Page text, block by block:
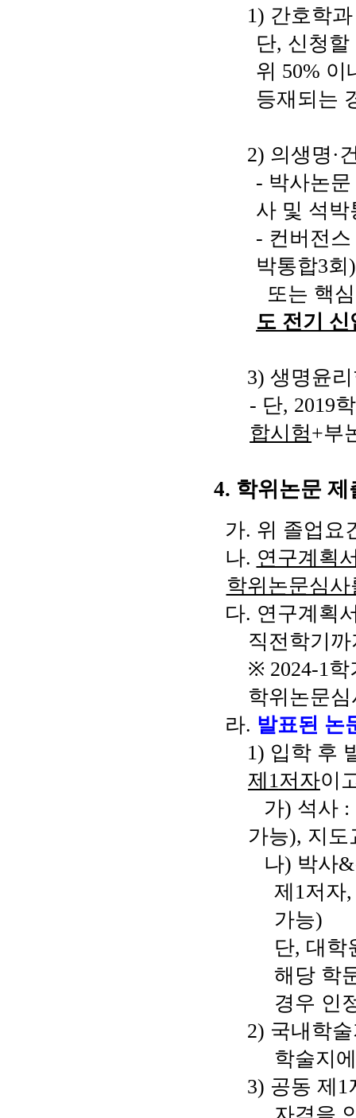
1) 간호학
단, 신청
위 50% 이
등재되는
2) 의생명·
- 박사논
사 및 석박
- 컨버전
박통합3회)
또는 핵
도 전기
3) 생명윤
- 단, 2019
합시험+부
4. 학위논문 제
가. 위 졸업요
나. 연구계획
학위논문심
다. 연구계획
직전학기
※ 2024-1학
학위논문
라. 발표된 논
1) 입학 후
제 1저자이
가) 석사 :
가능), 지도
나) 박사&
제 1저자
가능)
단, 대학
해당 학
경우 인
2) 국내학
학술지
3) 공동 제 1